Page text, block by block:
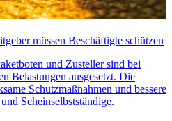
müssen Beschäftigte schützen
und Zusteller sind bei
Belastungen ausgesetzt. Die
Schutzmaßnahmen und bessere
Scheinselbstständige.